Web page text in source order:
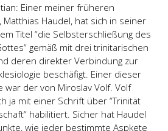
Einer meiner früheren
Haudel, hat sich in seiner
Titel “die Selbsterschließung des
gemäß mit drei trinitarischen
deren direkter Verbindung zur
beschäfigt. Einer dieser
war der von Miroslav Volf. Volf
ja mit einer Schrift über “Trinität
habilitiert. Sicher hat Haudel
wie jeder bestimmte Aspkete